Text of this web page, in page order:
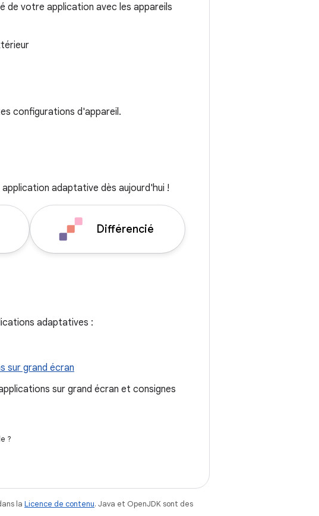
de votre application avec les appareils
configurations d'appareil.
adaptative dès aujourd'hui !
Différencié
adaptatives :
sur grand écran
sur grand écran et consignes
?
la Licence de contenu. Java et OpenJDK sont des